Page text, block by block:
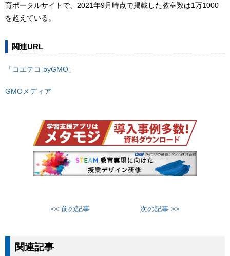
育ポータルサイトで、2021年9月時点で掲載した教室数は1万1000
を超えている。
関連URL
「コエテコ byGMO」
GMOメディア
<< 前の記事 次の記事 >>
関連記事